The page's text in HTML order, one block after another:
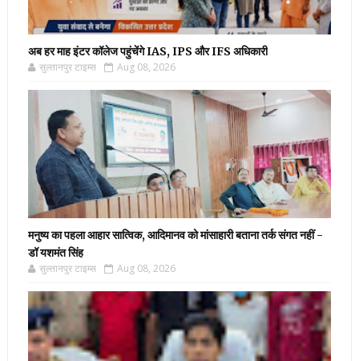
अब हर माह इंटर कॉलेज पहुंचेंगे IAS, IPS और IFS अधिकारी
सुल्तानपुर टाइम्स Aug 08, 2026
मनुष्य का पहला आहार सात्विक, आदिमानव को मांसाहारी बताना तर्क संगत नहीं -
डॉ यशमंत सिंह
सुल्तानपुर टाइम्स Aug 08, 2026